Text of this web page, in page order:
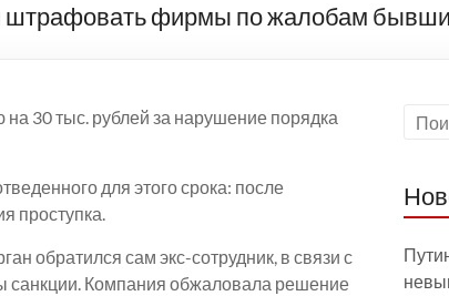
штрафовать фирмы по жалобам
30 тыс. рублей за нарушение порядка
для этого срока: после
проступка.
обратился сам экс-сотрудник, в связи с
санкции. Компания обжаловала решение